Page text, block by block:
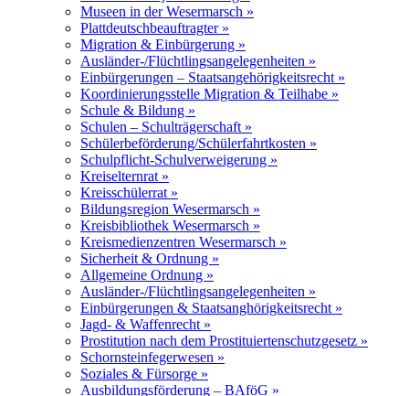
Museen in der Wesermarsch »
Plattdeutschbeauftragter »
Migration & Einbürgerung »
Ausländer-/Flüchtlingsangelegenheiten »
Einbürgerungen – Staatsangehörigkeitsrecht »
Koordinierungsstelle Migration & Teilhabe »
Schule & Bildung »
Schulen – Schulträgerschaft »
Schülerbeförderung/Schülerfahrtkosten »
Schulpflicht-Schulverweigerung »
Kreiselternrat »
Kreisschülerrat »
Bildungsregion Wesermarsch »
Kreisbibliothek Wesermarsch »
Kreismedienzentren Wesermarsch »
Sicherheit & Ordnung »
Allgemeine Ordnung »
Ausländer-/Flüchtlingsangelegenheiten »
Einbürgerungen & Staatsanghörigkeitsrecht »
Jagd- & Waffenrecht »
Prostitution nach dem Prostituiertenschutzgesetz »
Schornsteinfegerwesen »
Soziales & Fürsorge »
Ausbildungsförderung – BAföG »